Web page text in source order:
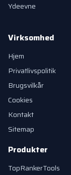
Ydeevne
Virksomhed
Hjem
Privatlivspolitik
Brugsvilkår
Cookies
Kontakt
Sitemap
Produkter
TopRankerTools